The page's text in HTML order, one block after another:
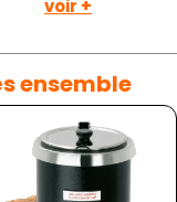
voir +
ensemble